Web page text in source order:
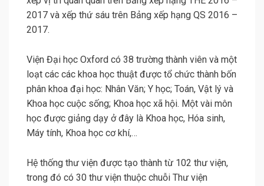
2017 và xếp thứ sáu trên Bảng xếp hạng QS 2016 –
2017.
Viện Đại học Oxford có 38 trường thành viên và một
loạt các các khoa học thuật được tổ chức thành bốn
phân khoa đại học: Nhân Văn; Y học; Toán, Vật lý và
Khoa học cuộc sống; Khoa học xã hội. Một vài môn
học được giảng dạy ở đây là Khoa học, Hóa sinh,
Máy tính, Khoa học cơ khí,…
Hệ thống thư viện được tạo thành từ 102 thư viện,
trong đó có 30 thư viện thuộc chuỗi Thư viện